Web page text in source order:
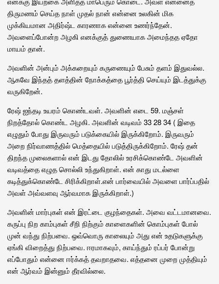
திருமணம் செய்த நாள் முதல் நான் என்னை உலகின் மிக
முக்கியமான அதிர்ஷ்ட காரணாக என்னை உணர்ந்தேன்.
அவளைப்போன்ற அழகி எனக்குத் துணையாக அமைந்தத ஏதோ
மாயம் தான்.
அவளின் அன்பும் அக்கறையும் கருணையும் பேசும் தளம் இதுவல்ல.
ஆகவே இந்தத் தளத்தின் நோக்கத்தை பூர்த்தி செய்யும் இடத்துக்கு
வருகிறேன்.
ரேஷ் ஐந்தடி உயரம் கொண்டவள். அவளின் எடை 59. மஞ்சள்
நிறத்தோல் கொண்ட அழகி. அவளின் வடிவம் 33 28 34 ( இதை
எழுதும் போது இருவரும் படுக்கையில் இருக்கிறோம். இருவரும்
அறை நிர்வாணத்தில் மெத்தையில் படுத்திருக்கிறோம். ரேஷ் தன்
திறந்த முலைகளால் என் இடது தோலில் உரசிக்கொண்டே அவளின்
வடிவத்தை எழுத சொல்லி உந்துகிறாள். என் காது மடல்ளை
கடித்துக்கொண்டே சிரிக்கிறாள்.என் பார்வையில் அவளை பார்ப்பதில்
அவள் அவ்வளவு ஆர்வமாக இருக்கிறாள்.)
அவளின் மார்புகள் என் இரட்டை குழந்தைகள். அவை வட்டமானவை.
கருப்பு நிற காம்புகள் சீறி நிற்கும் காளைகளின் கொம்புகள் போல்
முன் வந்து நிற்பவை. ஒவ்வொரு காலையும் அது என் உதடுகளுக்கு
ஏங்கி விறைத்து நிற்பவை. ஈரமாகவும், காய்ந்தும் ரப்பர் போன்று
எப்போதும் என்னை ஈர்க்கத் தவறாதவை. எத்தனை முறை முத்தியும்
என் ஆர்வம் இன்னும் தீரவில்லை.